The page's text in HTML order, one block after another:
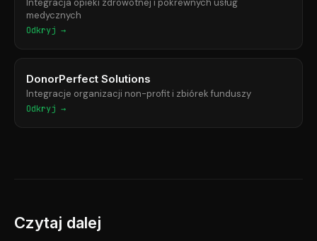
Integracja opieki zdrowotnej i pokrewnych usług
medycznych
Odkryj →
DonorPerfect Solutions
Integracje organizacji non-profit i zbiórek funduszy
Odkryj →
Czytaj dalej